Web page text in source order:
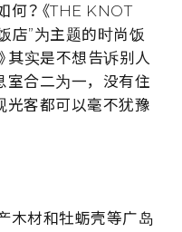
何？ 《THE KNOT
店”为主题的时尚饭
其实是不想告诉别人
室合二为一，没有住
光客都可以毫不犹豫
木材和牡蛎壳等广岛